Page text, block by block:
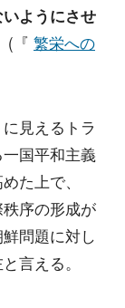
ようにさせ
(『 繁栄への
見えるトラ
国平和主義
た上で、
秩序の形成が
問題に対し
言える。